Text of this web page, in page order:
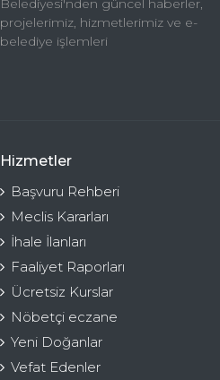
Belediyesi'nden güncel haberler,
projelerimiz, hizmetlerimiz ve e-
belediye işlemleri
Hizmetler
Başvuru Rehberi
Meclis Kararları
İhale İlanları
Faaliyet Raporları
Ücretsiz Kurslar
Nöbetçi eczane
Yeni Doğanlar
Vefat Edenler